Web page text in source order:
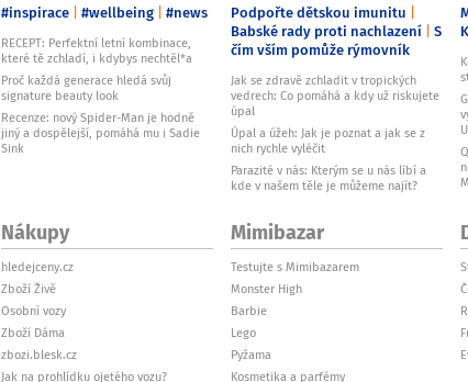
#inspirace #wellbeing #news
RECEPT: Perfektní letní kombinace,
které tě zchladí, i kdybys nechtěl*a
Proč každá generace hledá svůj
signature beauty look
Recenze: nový Spider-Man je hodně
jiný a dospělejší, pomáhá mu i Sadie
Sink
Podpořte dětskou imunitu
Babské rady proti nachlazení S
čím vším pomůže rýmovník
Jak se zdravě zchladit v tropických
vedrech: Co pomáhá a kdy už riskujete
úpal
Úpal a úžeh: Jak je poznat a jak se z
nich rychle vyléčit
Parazité v nás: Kterým se u nás líbí a
kde v našem těle je můžeme najít?
Nákupy
hledejceny.cz
Zboží Živě
Osobní vozy
Zboží Dáma
zbozi.blesk.cz
Jak na prohlídku ojetého vozu?
Mimibazar
Testujte s Mimibazarem
Monster High
Barbie
Lego
Pyžama
Kosmetika a parfémy